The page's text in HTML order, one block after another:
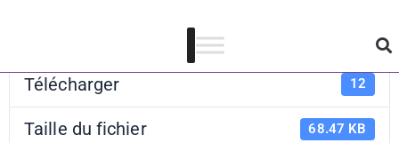
Télécharger 12
Taille du fichier 68.47 KB